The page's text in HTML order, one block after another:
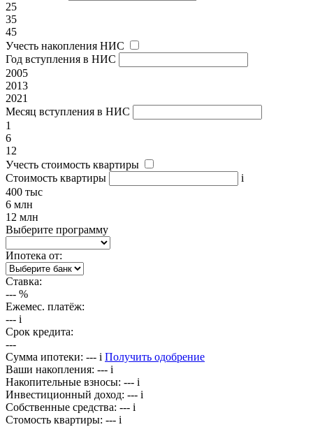
25
35
45
Учесть накопления НИС
Год вступления в НИС
2005
2013
2021
Месяц вступления в НИС
1
6
12
Учесть стоимость квартиры
Стоимость квартиры
i
400 тыс
6 млн
12 млн
Выберите программу
Ипотека от:
Ставка:
--- %
Ежемес. платёж:
--- i
Срок кредита:
---
Сумма ипотеки: --- i Получить одобрение
Ваши накопления: --- i
Накопительные взносы: --- i
Инвестиционный доход: --- i
Собственные средства: --- i
Стомость квартиры: --- i